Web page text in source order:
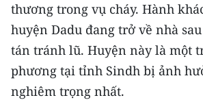
KHOA HỌC - CÔNG NGHỆ
MÔI TRƯỜNG
BẠN ĐỌC
thương trong vụ cháy. Hành
huyện Dadu đang trở về nhà
tán tránh lũ. Huyện này là một
phương tại tỉnh Sindh bị ảnh
nghiêm trọng nhất.